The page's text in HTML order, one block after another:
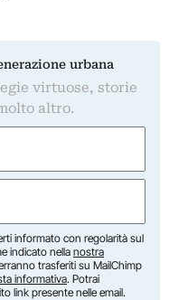
urbana
virtuose, storie
altro.
informato con regolarità sul
indicato nella nostra
trasferiti su MailChimp
informativa. Potrai
link presente nelle email.